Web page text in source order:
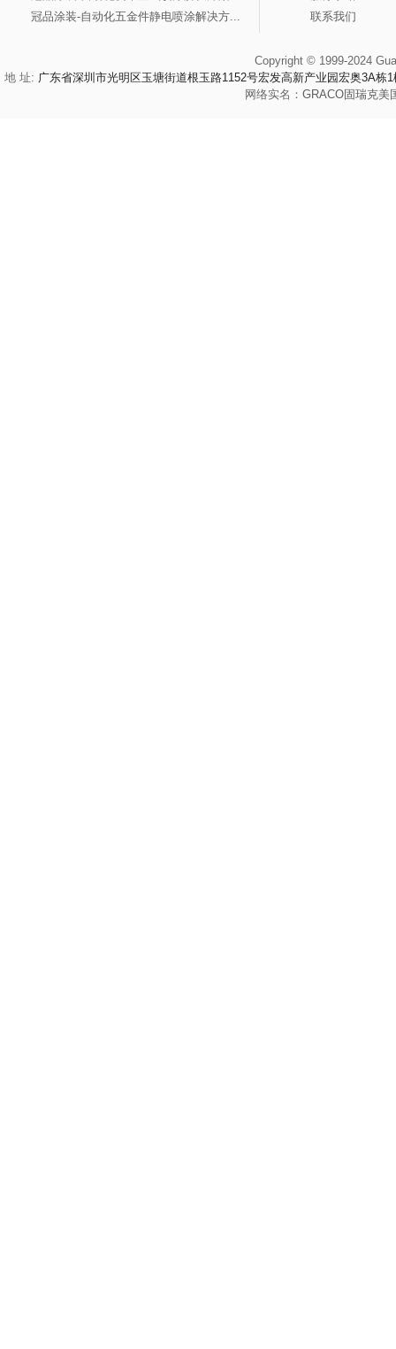
冠品涂装-自动化五金件静电喷涂解决方...
联系我们
Copyright © 1999-2024
地 址: 广东省深圳市光明区玉塘街道根玉路1152号宏发高新产业园宏奥3A栋1
网络实名： GRACO固瑞克美